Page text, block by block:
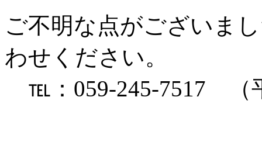
ご不明な点がございま
わせください。
℡：059-245-7517 （